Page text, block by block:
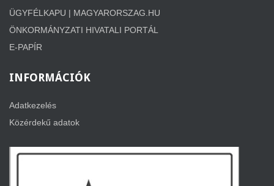
ÜGYFÉLKAPU | MAGYARORSZAG.HU
ÖNKORMÁNYZATI HIVATALI PORTÁL
E-PAPÍR
INFORMÁCIÓK
Adatkezelés
Közérdekű adatok